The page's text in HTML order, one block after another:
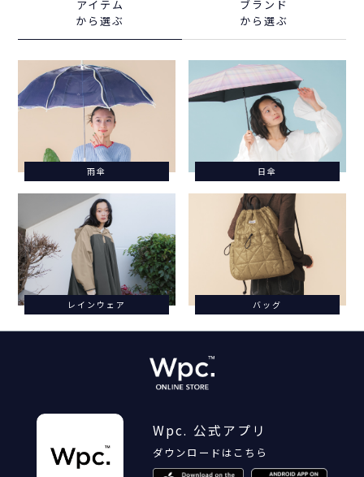
アイテム
から選ぶ
ブランド
から選ぶ
雨傘 日傘
レインウェア バッグ
Wpc. 公式アプリ
ダウンロードはこちら